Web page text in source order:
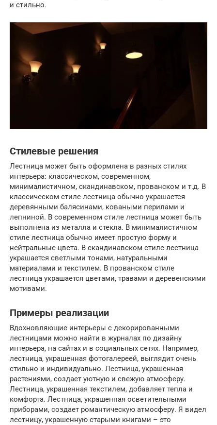
и стильно.
Стилевые решения
Лестница может быть оформлена в разных стилях
интерьера: классическом, современном,
минималистичном, скандинавском, прованском и т.д. В
классическом стиле лестница обычно украшается
деревянными балясинами, коваными перилами и
лепниной. В современном стиле лестница может быть
выполнена из металла и стекла. В минималистичном
стиле лестница обычно имеет простую форму и
нейтральные цвета. В скандинавском стиле лестница
украшается светлыми тонами, натуральными
материалами и текстилем. В прованском стиле
лестница украшается цветами, травами и деревенскими
мотивами.
Примеры реализации
Вдохновляющие интерьеры с декорированными
лестницами можно найти в журналах по дизайну
интерьера, на сайтах и в социальных сетях. Например,
лестница, украшенная фотогалереей, выглядит очень
стильно и индивидуально. Лестница, украшенная
растениями, создает уютную и свежую атмосферу.
Лестница, украшенная текстилем, добавляет тепла и
комфорта. Лестница, украшенная осветительными
приборами, создает романтическую атмосферу. Я видел
лестницу, украшенную старыми книгами – это